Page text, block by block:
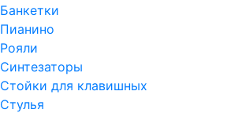
Банкетки
Пианино
Рояли
Синтезаторы
Стойки для клавишных
Стулья